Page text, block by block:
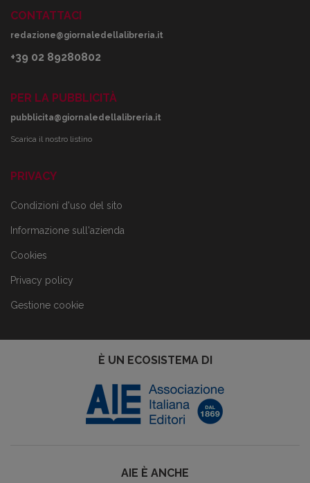
CONTATTACI
redazione@giornaledellalibreria.it
+39 02 89280802
PER LA PUBBLICITÀ
pubblicita@giornaledellalibreria.it
Scarica il nostro listino
PRIVACY
Condizioni d'uso del sito
Informazione sull'azienda
Cookies
Privacy policy
Gestione cookie
È UN ECOSISTEMA DI
AIE È ANCHE